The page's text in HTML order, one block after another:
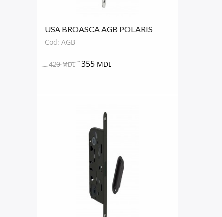
USA BROASCA AGB POLARIS
NICHELAT LUCIOS
Cod: AGB
420MDL 355 MDL